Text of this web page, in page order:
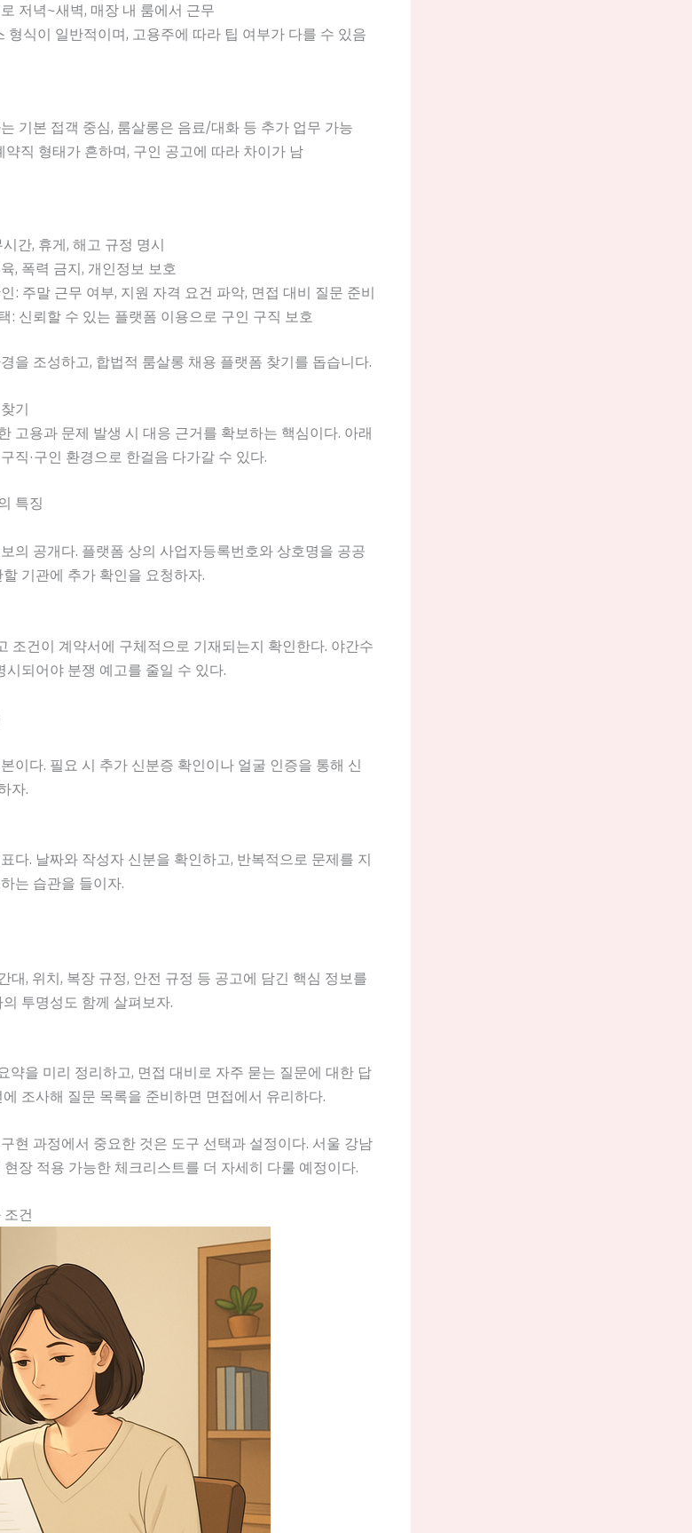
저녁~새벽, 매장 내 룸에서 근무
형식이 일반적이며, 고용주에 따라 팁 여부가 다를 수 있음
기본 접객 중심, 룸살롱은 음료/대화 등 추가 업무 가능
직 형태가 흔하며, 구인 공고에 따라 차이가 남
간, 휴게, 해고 규정 명시
, 폭력 금지, 개인정보 보호
: 주말 근무 여부, 지원 자격 요건 파악, 면접 대비 질문 준비
: 신뢰할 수 있는 플랫폼 이용으로 구인 구직 보호
을 조성하고, 합법적 룸살롱 채용 플랫폼 찾기를 돕습니다.
기
고용과 문제 발생 시 대응 근거를 확보하는 핵심이다. 아래
직·구인 환경으로 한걸음 다가갈 수 있다.
특징
의 공개다. 플랫폼 상의 사업자등록번호와 상호명을 공공
기관에 추가 확인을 요청하자.
조건이 계약서에 구체적으로 기재되는지 확인한다. 야간수
시되어야 분쟁 예고를 줄일 수 있다.
이다. 필요 시 추가 신분증 확인이나 얼굴 인증을 통해 신
자.
다. 날짜와 작성자 신분을 확인하고, 반복적으로 문제를 지
는 습관을 들이자.
대, 위치, 복장 규정, 안전 규정 등 공고에 담긴 핵심 정보를
투명성도 함께 살펴보자.
약을 미리 정리하고, 면접 대비로 자주 묻는 질문에 대한 답
조사해 질문 목록을 준비하면 면접에서 유리하다.
현 과정에서 중요한 것은 도구 선택과 설정이다. 서울 강남
장 적용 가능한 체크리스트를 더 자세히 다룰 예정이다.
건